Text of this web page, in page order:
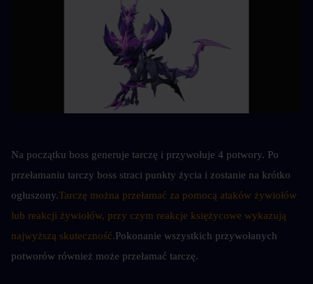
Na początku boss generuje tarczę i przywołuje 4 potwory. Po
przełamaniu tarczy boss straci punkty życia i zostanie na krótko
ogłuszony.Tarczę można przełamać za pomocą ataków żywiołów
lub reakcji żywiołów, przy czym reakcje księżycowe wykazują
najwyższą skuteczność.Pokonanie wszystkich przywołanych
potworów również może przełamać tarczę.